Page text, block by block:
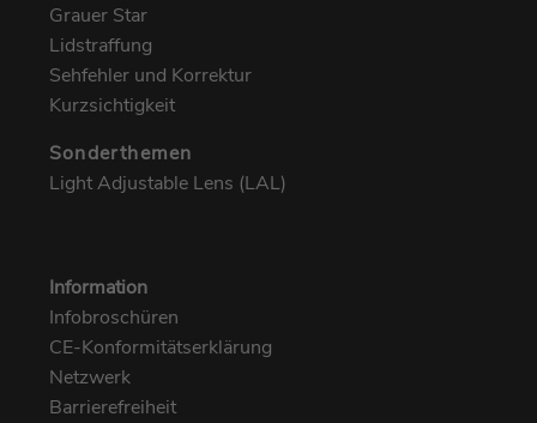
Information
Infobroschüren
CE-Konformitätserklärung
Netzwerk
Barrierefreiheit
Grauer Star
Lidstraffung
Sehfehler und Korrektur
Kurzsichtigkeit
Sonderthemen
Light Adjustable Lens (LAL)